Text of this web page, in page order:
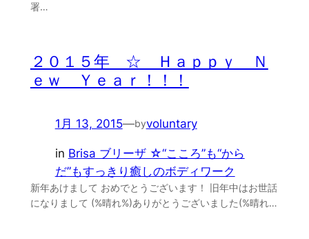
署…
２０１５年 ☆ Ｈａｐｐｙ Ｎ
ｅｗ Ｙｅａｒ！！！
1月 13, 2015—byvoluntary
in Brisa ブリーザ ☆“こころ”も“から
だ”もすっきり癒しのボディワーク
新年あけまして おめでとうございます！ 旧年中はお世話
になりまして (%晴れ%)ありがとうございました(%晴れ…